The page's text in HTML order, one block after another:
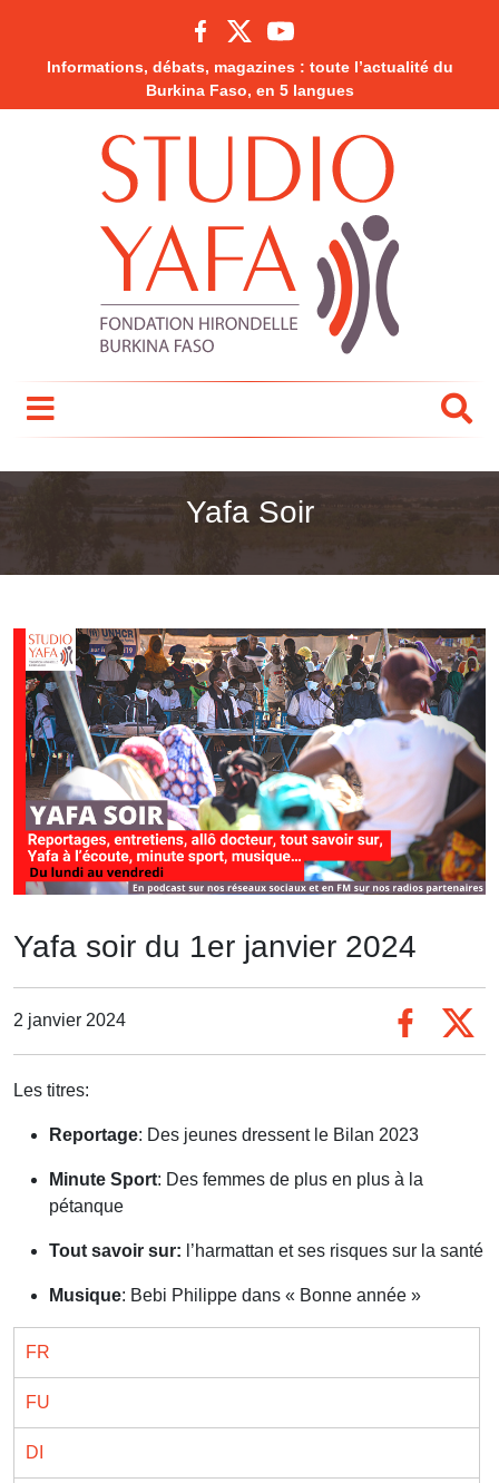
Informations, débats, magazines : toute l’actualité du
Burkina Faso, en 5 langues
Yafa Soir
Yafa soir du 1er janvier 2024
2 janvier 2024
Les titres:
Reportage: Des jeunes dressent le Bilan 2023
Minute Sport: Des femmes de plus en plus à la
pétanque
Tout savoir sur: l’harmattan et ses risques sur la santé
Musique: Bebi Philippe dans « Bonne année »
FR
FU
DI